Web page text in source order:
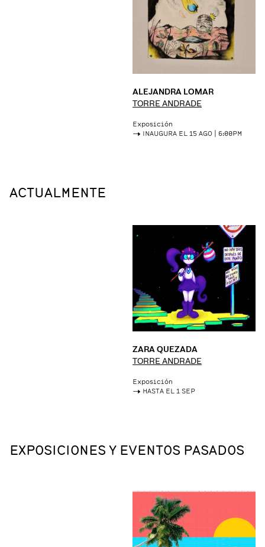
ALEJANDRA LOMAR
TORRE ANDRADE
Exposición
-> INAUGURA EL 15 AGO | 6:00PM
ACTUALMENTE
ZARA QUEZADA
TORRE ANDRADE
Exposición
-> HASTA EL 1 SEP
EXPOSICIONES Y EVENTOS PASADOS